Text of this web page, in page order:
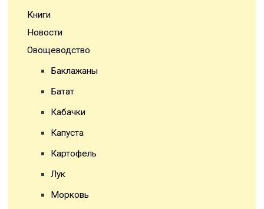
Книги
Новости
Овощеводство
Баклажаны
Батат
Кабачки
Капуста
Картофель
Лук
Морковь